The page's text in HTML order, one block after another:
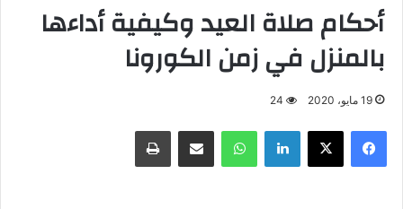
أحكام صلاة العيد وكيفية أداءها
بالمنزل في زمن الكورونا
19 مايو، 2020 24
فيسبوك X لينكدإن واتساب مشاركة عبر البريد طباعة